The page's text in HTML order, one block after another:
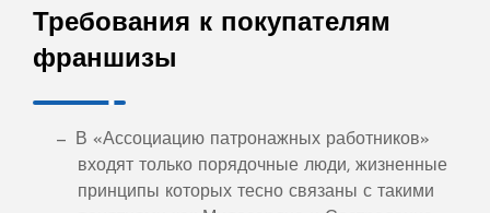
Требования к покупателям
франшизы
В «Ассоциацию патронажных работников»
входят только порядочные люди, жизненные
принципы которых тесно связаны с такими